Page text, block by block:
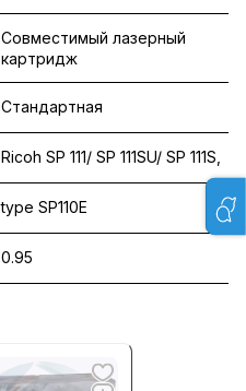
Совместимый лазерный
картридж
Стандартная
Ricoh SP 111/ SP 111SU/ SP 111S,
type SP110E
0.95